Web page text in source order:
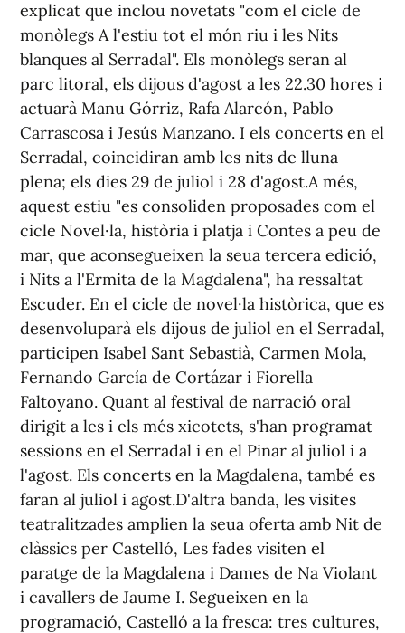
explicat que inclou novetats "com el cicle de
monòlegs A l'estiu tot el món riu i les Nits
blanques al Serradal". Els monòlegs seran al
parc litoral, els dijous d'agost a les 22.30 hores i
actuarà Manu Górriz, Rafa Alarcón, Pablo
Carrascosa i Jesús Manzano. I els concerts en el
Serradal, coincidiran amb les nits de lluna
plena; els dies 29 de juliol i 28 d'agost.A més,
aquest estiu "es consoliden proposades com el
cicle Novel·la, història i platja i Contes a peu de
mar, que aconsegueixen la seua tercera edició,
i Nits a l'Ermita de la Magdalena", ha ressaltat
Escuder. En el cicle de novel·la històrica, que es
desenvoluparà els dijous de juliol en el Serradal,
participen Isabel Sant Sebastià, Carmen Mola,
Fernando García de Cortázar i Fiorella
Faltoyano. Quant al festival de narració oral
dirigit a les i els més xicotets, s'han programat
sessions en el Serradal i en el Pinar al juliol i a
l'agost. Els concerts en la Magdalena, també es
faran al juliol i agost.D'altra banda, les visites
teatralitzades amplien la seua oferta amb Nit de
clàssics per Castelló, Les fades visiten el
paratge de la Magdalena i Dames de Na Violant
i cavallers de Jaume I. Segueixen en la
programació, Castelló a la fresca: tres cultures,